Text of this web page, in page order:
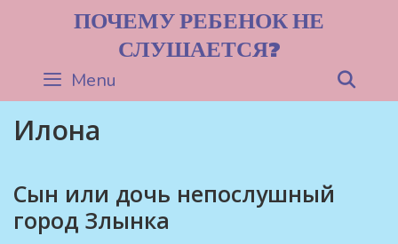
ПОЧЕМУ РЕБЕНОК НЕ
СЛУШАЕТСЯ?
Menu
Илона
Сын или дочь непослушный
город Злынка